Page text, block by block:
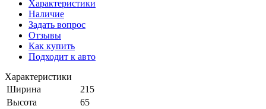
Характеристики
Наличие
Задать вопрос
Отзывы
Как купить
Подходит к авто
Характеристики
Ширина
215
Высота
65